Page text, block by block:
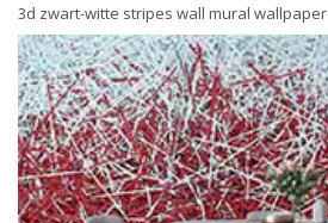
3d zwart-witte stripes wall mural wallpaper